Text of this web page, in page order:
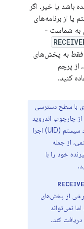
باشد یا خیر. اگر
یا از برنامه‌های
به شماست -
فقط به پخش‌های
از پرچم
کنید.
با سطح دسترسی
از چارچوب اندروید
هستند اما تحت شناسه فرآیند منحصر به فرد سیستم (UID) اجرا
از جمله
خود را با
برخی از پخش‌های
نمی‌تواند
کند.